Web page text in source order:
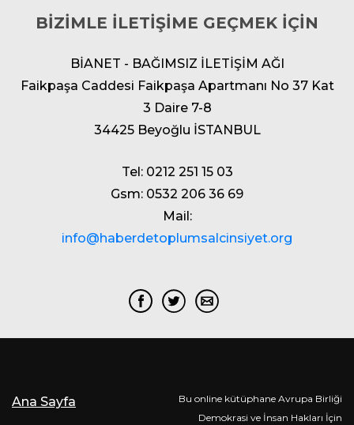
BİZİMLE İLETİŞİME GEÇMEK İÇİN
BİANET - BAĞIMSIZ İLETİŞİM AĞI
Faikpaşa Caddesi Faikpaşa Apartmanı No 37 Kat
3 Daire 7-8
34425 Beyoğlu İSTANBUL
Tel: 0212 251 15 03
Gsm: 0532 206 36 69
Mail:
info@haberdetoplumsalcinsiyet.org
Ana Sayfa
Bu online kütüphane Avrupa Birliği
Demokrasi ve İnsan Hakları İçin